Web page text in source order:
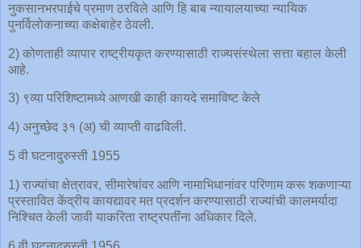
नुकसानभरपाईचे प्रमाण ठरविले आणि हि बाब न्यायालयाच्या न्यायिक
पुनर्विलोकनाच्या कक्षेबाहेर ठेवली.
2) कोणताही व्यापार राष्ट्रीयकृत करण्यासाठी राज्यसंस्थेला सत्ता बहाल केली
आहे.
3) ९व्या परिशिष्टामध्ये आणखी काही कायदे समाविष्ट केले
4) अनुच्छेद ३१ (अ) ची व्याप्ती वाढविली.
5 वी घटनादुरुस्ती 1955
1) राज्यांचा क्षेत्रावर, सीमारेषांवर आणि नामाभिधानांवर परिणाम करू शकणाऱ्या
प्रस्तावित केंद्रीय कायद्यावर मत प्रदर्शन करण्यासाठी राज्यांची कालमर्यादा
निश्चित केली जावी याकरिता राष्ट्रपतींना अधिकार दिले.